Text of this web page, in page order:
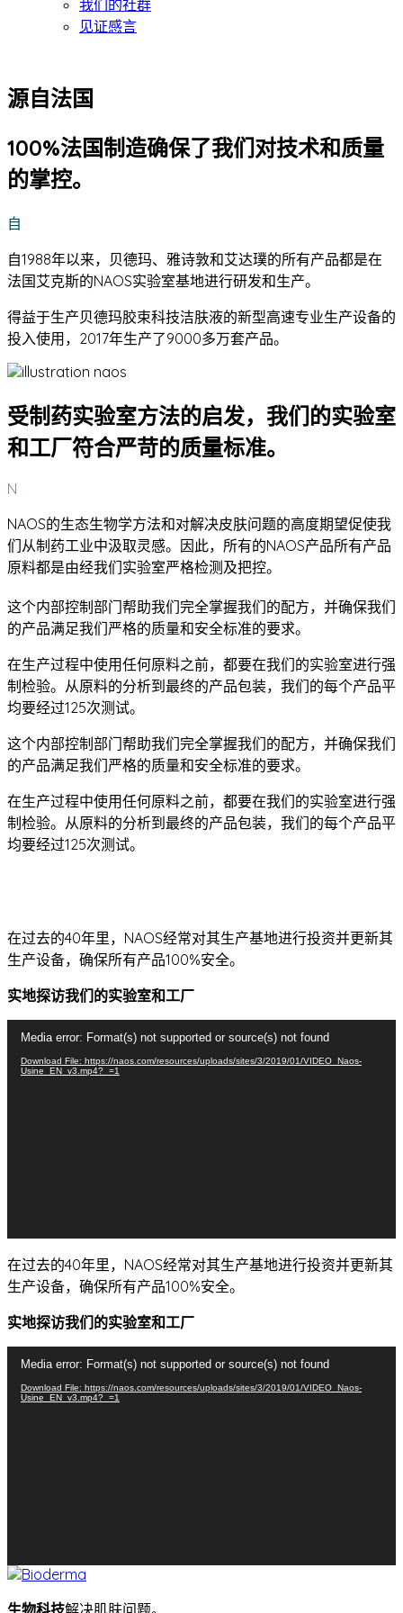
我们的社群
见证感言
源自法国
100%法国制造确保了我们对技术和质量
的掌控。
自
自1988年以来，贝德玛、雅诗敦和艾达璞的所有产品都是在
法国艾克斯的NAOS实验室基地进行研发和生产。
得益于生产贝德玛胶束科技洁肤液的新型高速专业生产设备的
投入使用，2017年生产了9000多万套产品。
受制药实验室方法的启发，我们的实验室
和工厂符合严苛的质量标准。
N
NAOS的生态生物学方法和对解决皮肤问题的高度期望促使我
们从制药工业中汲取灵感。因此，所有的NAOS产品所有产品
原料都是由经我们实验室严格检测及把控。
这个内部控制部门帮助我们完全掌握我们的配方，并确保我们
的产品满足我们严格的质量和安全标准的要求。
在生产过程中使用任何原料之前，都要在我们的实验室进行强
制检验。从原料的分析到最终的产品包装，我们的每个产品平
均要经过125次测试。
这个内部控制部门帮助我们完全掌握我们的配方，并确保我们
的产品满足我们严格的质量和安全标准的要求。
在生产过程中使用任何原料之前，都要在我们的实验室进行强
制检验。从原料的分析到最终的产品包装，我们的每个产品平
均要经过125次测试。
在过去的40年里，NAOS经常对其生产基地进行投资并更新其
生产设备，确保所有产品100%安全。
实地探访我们的实验室和工厂
Media error: Format(s) not supported or source(s) not found
Download File: https://naos.com/resources/uploads/sites/3/2019/01/VIDEO_Naos-
Usine_EN_v3.mp4?_=1
在过去的40年里，NAOS经常对其生产基地进行投资并更新其
生产设备，确保所有产品100%安全。
实地探访我们的实验室和工厂
Media error: Format(s) not supported or source(s) not found
Download File: https://naos.com/resources/uploads/sites/3/2019/01/VIDEO_Naos-
Usine_EN_v3.mp4?_=1
生物科技解决肌肤问题。